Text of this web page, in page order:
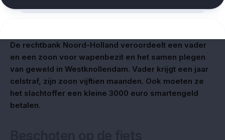
De rechtbank Noord-Holland veroordeelt een vader
en een zoon voor wapenbezit en het samen plegen
van geweld in Westknollendam. Vader krijgt een jaar
celstraf, zijn zoon vijftien maanden. Ook moeten ze
het slachtoffer een kleine 3000 euro smartengeld
betalen.